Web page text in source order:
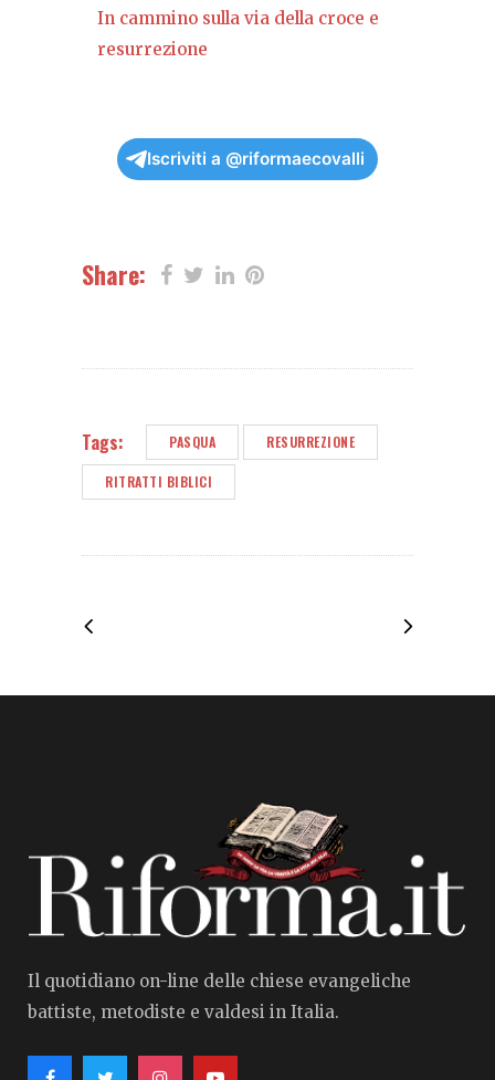
In cammino sulla via della croce e
resurrezione
Iscriviti a @riformaecovalli
Share:
Tags: PASQUA RESURREZIONE
RITRATTI BIBLICI
Il quotidiano on-line delle chiese evangeliche
battiste, metodiste e valdesi in Italia.